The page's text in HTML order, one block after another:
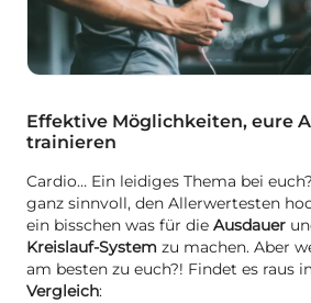
Effektive Möglichkeiten, eure
trainieren
Cardio… Ein leidiges Thema bei
ganz sinnvoll, den Allerwertesten
ein bisschen was für die Ausdauer
Kreislauf-System zu machen. Aber
am besten zu euch?! Findet es raus
Vergleich: